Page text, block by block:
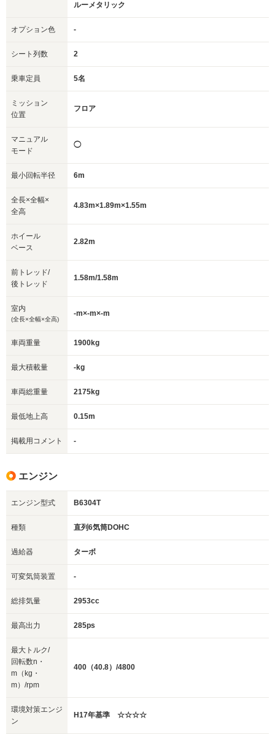
ルーメタリック
オプション色 -
シート列数 2
乗車定員 5名
ミッション
位置
フロア
マニュアル
モード
◯
最小回転半径 6m
全長×全幅×
全高
4.83m×1.89m×1.55m
ホイール
ベース
2.82m
前トレッド/
後トレッド
1.58m/1.58m
室内
(全長×全幅×全高)
-m×-m×-m
車両重量 1900kg
最大積載量 -kg
車両総重量 2175kg
最低地上高 0.15m
掲載用コメント -
エンジン
エンジン型式 B6304T
種類 直列6気筒DOHC
過給器 ターボ
可変気筒装置 -
総排気量 2953cc
最高出力 285ps
最大トルク/
回転数n・
m（kg・
m）/rpm
400（40.8）/4800
環境対策エンジ
ン
H17年基準 ☆☆☆☆